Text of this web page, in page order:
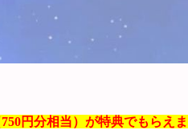
円分相当）が特典でもらえま